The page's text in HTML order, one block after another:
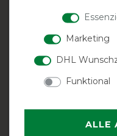
Back on Track Air Flow
Fur Tendon boots
89,90 € *
ARTIKEL MERKEN
Marketing
DHL
Funktional
ALLE